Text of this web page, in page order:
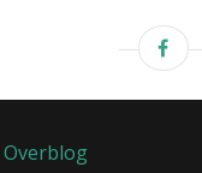
Overblog